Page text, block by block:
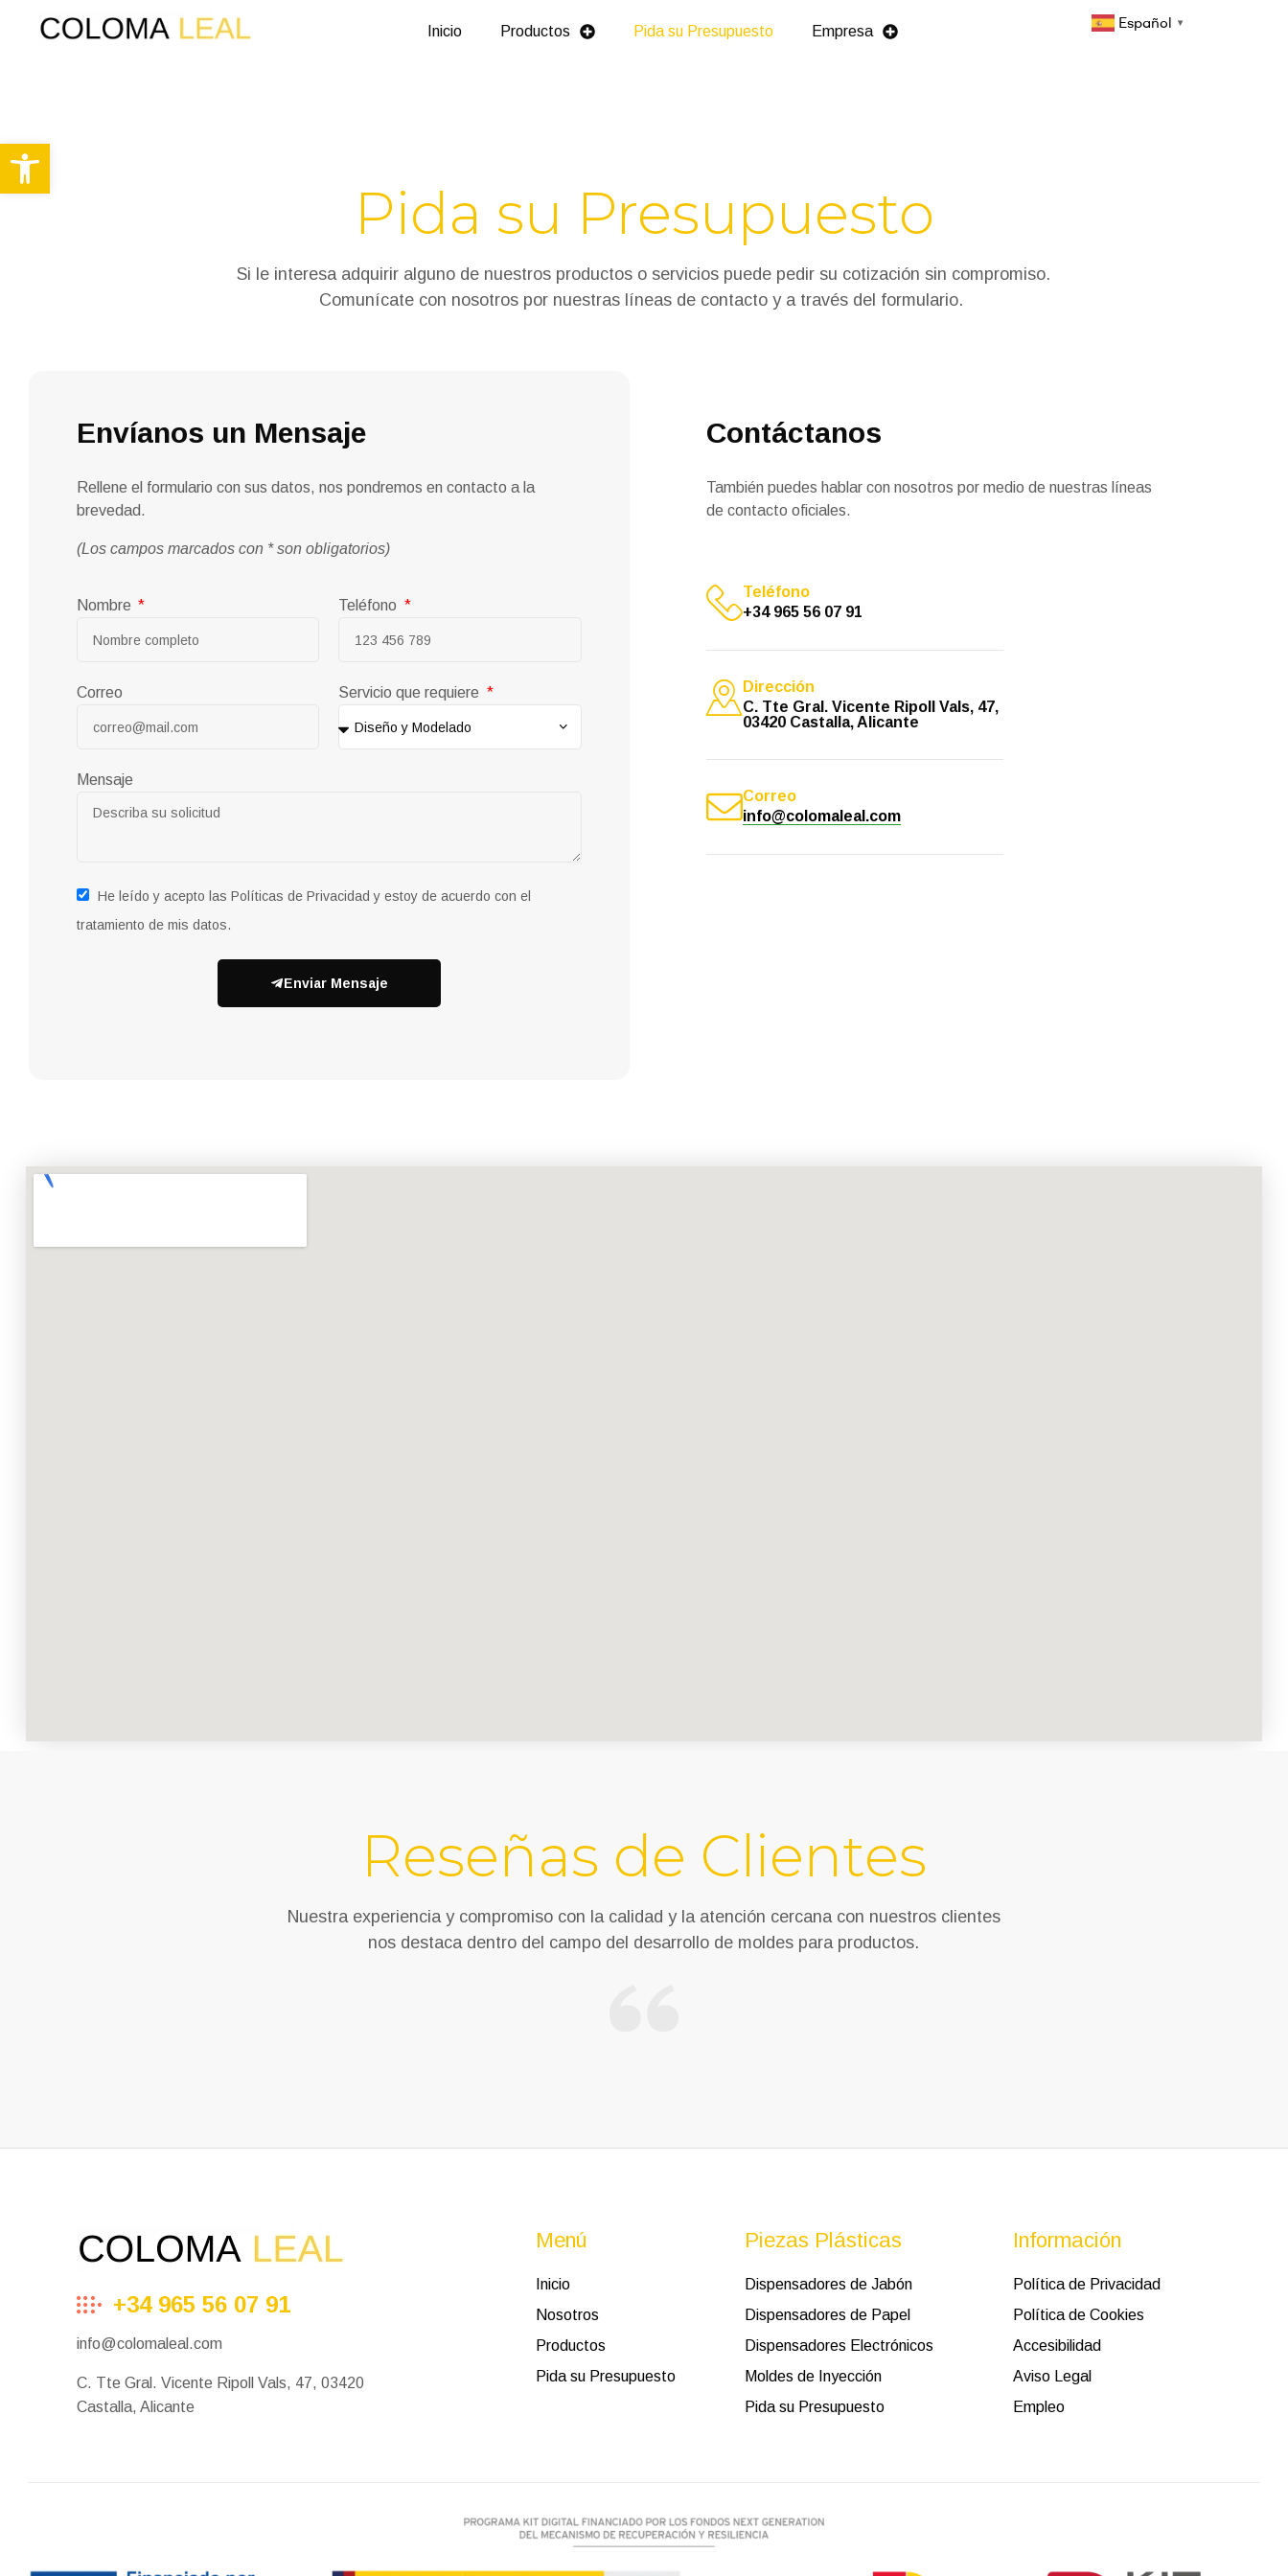
Abrir barra de herramientas
Inicio Productos Pida su Presupuesto Empresa Español ▼
Pida su Presupuesto
Si le interesa adquirir alguno de nuestros productos o servicios puede pedir su cotización sin compromiso.
Comunícate con nosotros por nuestras líneas de contacto y a través del formulario.
Contáctanos
También puedes hablar con nosotros por medio de nuestras líneas
de contacto oficiales.
Teléfono
+34 965 56 07 91
Dirección
C. Tte Gral. Vicente Ripoll Vals, 47,
03420 Castalla, Alicante
Correo
info@colomaleal.com
Envíanos un Mensaje
Rellene el formulario con sus datos, nos pondremos en contacto a la
brevedad.
(Los campos marcados con * son obligatorios)
Nombre Teléfono
Correo Servicio que requiere
Mensaje
He leído y acepto las Políticas de Privacidad y estoy de acuerdo con el
tratamiento de mis datos.
Enviar Mensaje
Reseñas de Clientes
Nuestra experiencia y compromiso con la calidad y la atención cercana con nuestros clientes
nos destaca dentro del campo del desarrollo de moldes para productos.
+34 965 56 07 91
info@colomaleal.com
C. Tte Gral. Vicente Ripoll Vals, 47, 03420
Castalla, Alicante
Menú
Inicio
Nosotros
Productos
Pida su Presupuesto
Piezas Plásticas
Dispensadores de Jabón
Dispensadores de Papel
Dispensadores Electrónicos
Moldes de Inyección
Pida su Presupuesto
Información
Política de Privacidad
Política de Cookies
Accesibilidad
Aviso Legal
Empleo